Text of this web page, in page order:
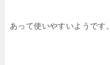
あって使いやすいようです。